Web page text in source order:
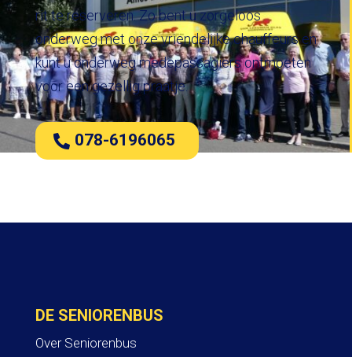
rit te reserveren. Zo bent u zorgeloos
onderweg met onze vriendelijke chauffeurs en
kunt u onderweg medepassagiers ontmoeten
voor een gezellig praatje.
078-6196065
DE SENIORENBUS
Over Seniorenbus